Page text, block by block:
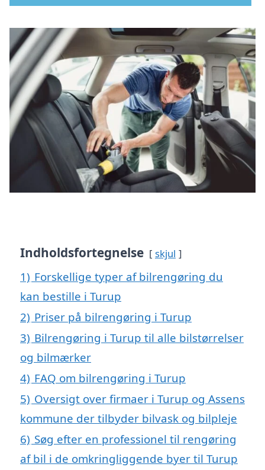
Indholdsfortegnelse skjul
1) Forskellige typer af bilrengøring du
kan bestille i Turup
2) Priser på bilrengøring i Turup
3) Bilrengøring i Turup til alle bilstørrelser
og bilmærker
4) FAQ om bilrengøring i Turup
5) Oversigt over firmaer i Turup og Assens
kommune der tilbyder bilvask og bilpleje
6) Søg efter en professionel til rengøring
af bil i de omkringliggende byer til Turup